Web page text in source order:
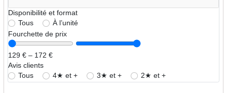
Disponibilité et format
Tous
À l’unité
Fourchette de prix
129 € – 172 €
Avis clients
Tous
4★ et + 3★ et + 2★ et +